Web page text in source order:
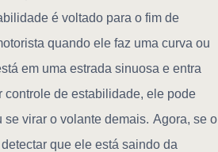
é voltado para o fim de
quando ele faz uma curva ou
em uma estrada sinuosa e entra
controle de estabilidade, ele pode
virar o volante demais. Agora, se o
que ele está saindo da